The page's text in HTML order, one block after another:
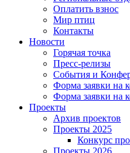
Оплатить взнос
Мир птиц
Контакты
Новости
Горячая точка
Пресс-релизы
События и
Форма заявки на
Форма заявки на
Проекты
Архив проектов
Проекты 2025
Конкурс
Проекты 2026